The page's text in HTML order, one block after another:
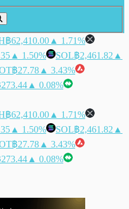
฿62,410.00 ▲ 1.71%
▲ 1.50% SOL฿2,461.82 ▲
฿27.78 ▲ 3.43%
▲ 0.08%
฿62,410.00 ▲ 1.71%
▲ 1.50% SOL฿2,461.82 ▲
฿27.78 ▲ 3.43%
▲ 0.08%